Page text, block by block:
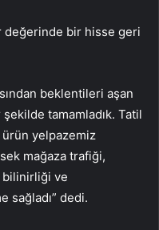
değerinde bir hisse geri
beklentileri aşan
tamamladık. Tatil
yelpazemiz
mağaza trafiği,
bilinirliği ve
sağladı” dedi.